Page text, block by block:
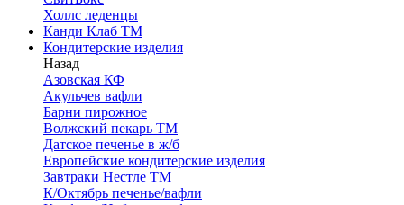
Холлс леденцы
Канди Клаб ТМ
Кондитерские изделия
Назад
Азовская КФ
Акульчев вафли
Барни пирожное
Волжский пекарь ТМ
Датское печенье в ж/б
Европейские кондитерские изделия
Завтраки Нестле ТМ
К/Октябрь печенье/вафли